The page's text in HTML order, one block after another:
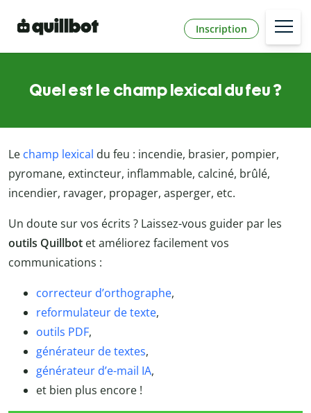
Inscription
Quel est le champ lexical du feu ?
Le champ lexical du feu : incendie, brasier, pompier,
pyromane, extincteur, inflammable, calciné, brûlé,
incendier, ravager, propager, asperger, etc.
Un doute sur vos écrits ? Laissez-vous guider par les
outils Quillbot et améliorez facilement vos
communications :
correcteur d’orthographe,
reformulateur de texte,
outils PDF,
générateur de textes,
générateur d’e-mail IA,
et bien plus encore !